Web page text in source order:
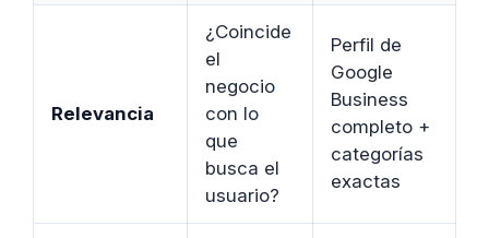
Relevancia
¿Coincide
el
negocio
con lo
que
busca el
usuario?
Perfil de
Google
Business
completo +
categorías
exactas